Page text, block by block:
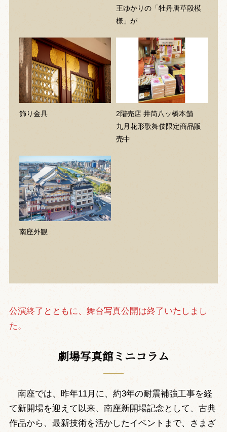
王ゆかりの「牡丹唐草段模
様」が
飾り金具
2階売店 井筒八ッ橋本舗
九月花形歌舞伎限定商品販
売中
南座外観
公演終了とともに、舞台写真公開は終了いたしまし
た。
劇場写真館ミニコラム
南座では、昨年11月に、約3年の耐震補強工事を経
て新開場を迎えて以来、南座新開場記念として、古典
作品から、最新技術を活かしたイベントまで、さまざ